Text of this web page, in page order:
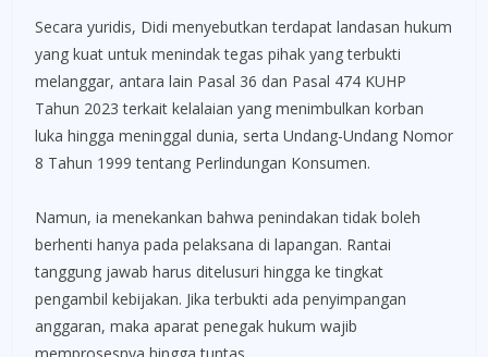
Secara yuridis, Didi menyebutkan terdapat landasan hukum
yang kuat untuk menindak tegas pihak yang terbukti
melanggar, antara lain Pasal 36 dan Pasal 474 KUHP
Tahun 2023 terkait kelalaian yang menimbulkan korban
luka hingga meninggal dunia, serta Undang-Undang Nomor
8 Tahun 1999 tentang Perlindungan Konsumen.
Namun, ia menekankan bahwa penindakan tidak boleh
berhenti hanya pada pelaksana di lapangan. Rantai
tanggung jawab harus ditelusuri hingga ke tingkat
pengambil kebijakan. Jika terbukti ada penyimpangan
anggaran, maka aparat penegak hukum wajib